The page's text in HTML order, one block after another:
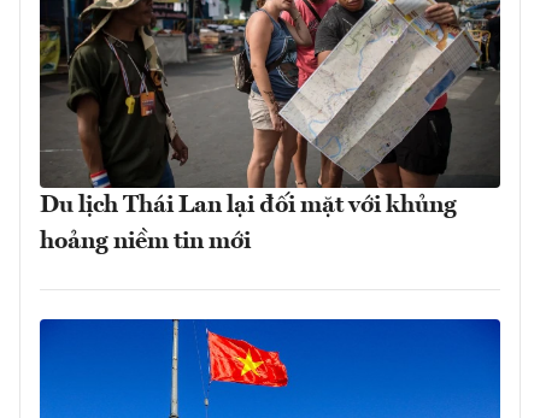
Du lịch Thái Lan lại đối mặt với khủng
hoảng niềm tin mới